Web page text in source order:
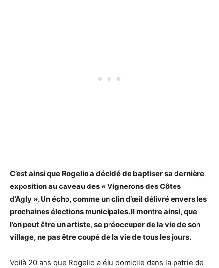
C’est ainsi que Rogelio a décidé de baptiser sa dernière
exposition au caveau des « Vignerons des Côtes
d’Agly ». Un écho, comme un clin d’œil délivré envers les
prochaines élections municipales. Il montre ainsi, que
l’on peut être un artiste, se préoccuper de la vie de son
village, ne pas être coupé de la vie de tous les jours.
Voilà 20 ans que Rogelio a élu domicile dans la patrie de